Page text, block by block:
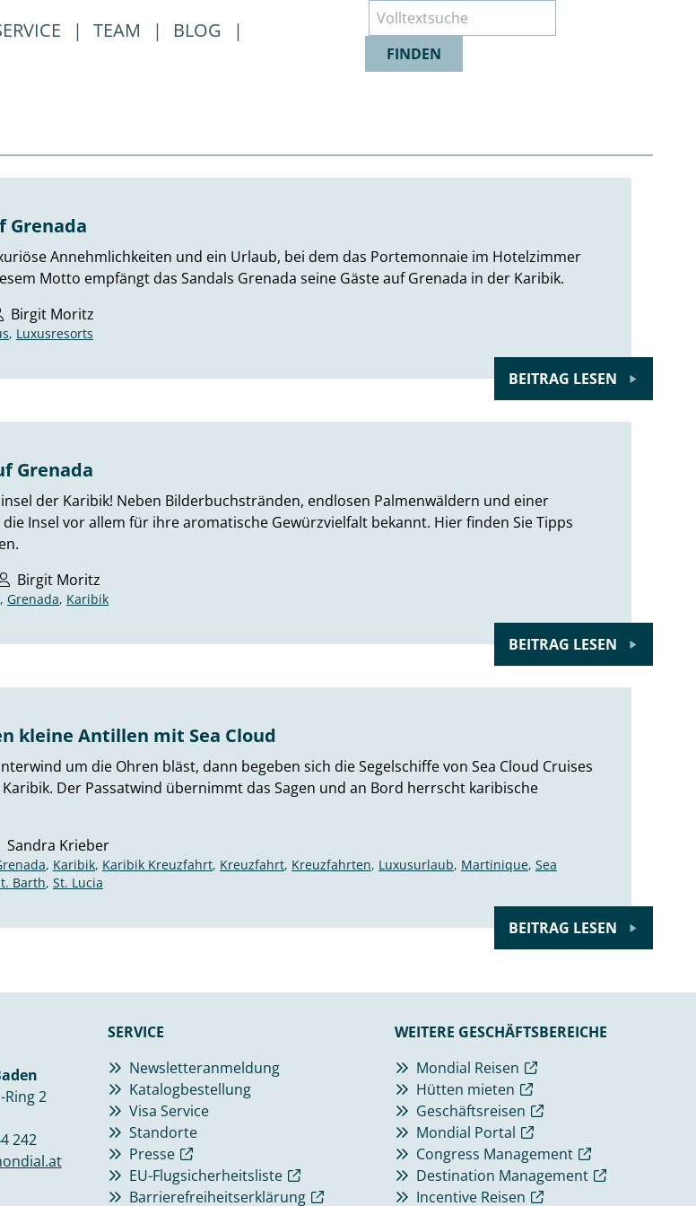
| TEAM | BLOG
|
Suche
FINDEN
Grenada
Annehmlichkeiten und ein Urlaub, bei dem das Portemonnaie im Hotelzimmer
Motto empfängt das Sandals Grenada seine Gäste auf Grenada in der Karibik.
Birgit Moritz
, Luxusresorts
BEITRAG LESEN
Grenada
der Karibik! Neben Bilderbuchstränden, endlosen Palmenwäldern und einer
Insel vor allem für ihre aromatische Gewürzvielfalt bekannt. Hier finden Sie Tipps
Birgit Moritz
, Grenada, Karibik
BEITRAG LESEN
kleine Antillen mit Sea Cloud
um die Ohren bläst, dann begeben sich die Segelschiffe von Sea Cloud Cruises
Der Passatwind übernimmt das Sagen und an Bord herrscht karibische
Sandra Krieber
, Karibik, Karibik Kreuzfahrt, Kreuzfahrt, Kreuzfahrten, Luxusurlaub, Martinique, Sea
Barth, St. Lucia
BEITRAG LESEN
Ring 2
242
SERVICE
Newsletteranmeldung
Katalogbestellung
Visa Service
Standorte
Presse
EU-Flugsicherheitsliste
Barrierefreiheitserklärung
WEITERE GESCHÄFTSBEREICHE
Mondial Reisen
Hütten mieten
Geschäftsreisen
Mondial Portal
Congress Management
Destination Management
Incentive Reisen